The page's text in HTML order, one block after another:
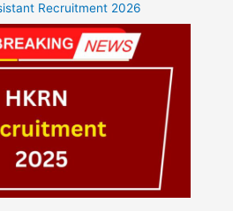
Recruitment 2026